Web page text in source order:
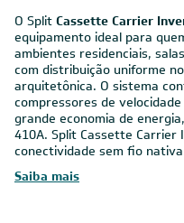
O Split Cassette Carrier
equipamento ideal para
ambientes residenciais,
com distribuição uniforme
arquitetônica. O sistema
compressores de
grande economia de
410A. Split Cassette
conectividade sem fio
Saiba mais